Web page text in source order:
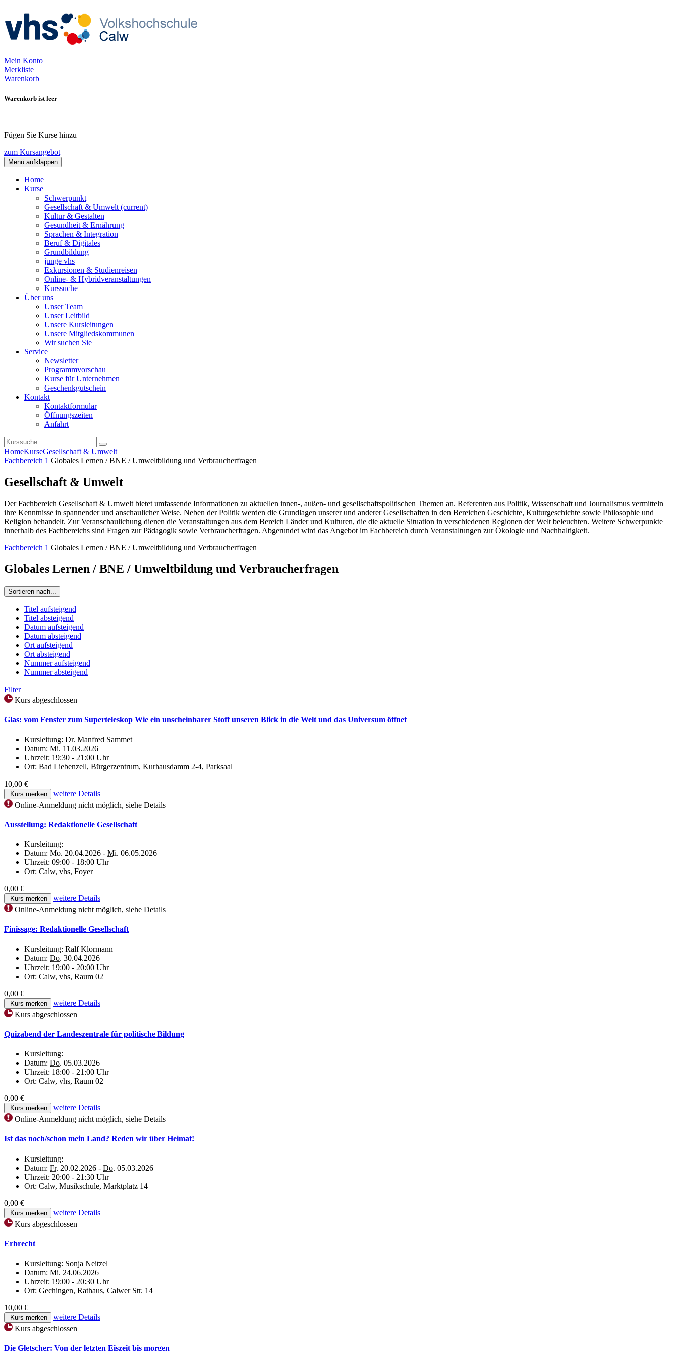
Mein Konto
Merkliste
Warenkorb
Warenkorb ist leer
Fügen Sie Kurse hinzu
zum Kursangebot
Menü aufklappen
Home
Kurse
Schwerpunkt
Gesellschaft & Umwelt (current)
Kultur & Gestalten
Gesundheit & Ernährung
Sprachen & Integration
Beruf & Digitales
Grundbildung
junge vhs
Exkursionen & Studienreisen
Online- & Hybridveranstaltungen
Kurssuche
Über uns
Unser Team
Unser Leitbild
Unsere Kursleitungen
Unsere Mitgliedskommunen
Wir suchen Sie
Service
Newsletter
Programmvorschau
Kurse für Unternehmen
Geschenkgutschein
Kontakt
Kontaktformular
Öffnungszeiten
Anfahrt
HomeKurseGesellschaft & Umwelt
Fachbereich 1 Globales Lernen / BNE / Umweltbildung und Verbraucherfragen
Gesellschaft & Umwelt
Der Fachbereich Gesellschaft & Umwelt bietet umfassende Informationen zu aktuellen innen-, außen- und gesellschaftspolitischen Themen an. Referenten aus Politik, Wissenschaft und Journalismus vermitteln
ihre Kenntnisse in spannender und anschaulicher Weise. Neben der Politik werden die Grundlagen unserer und anderer Gesellschaften in den Bereichen Geschichte, Kulturgeschichte sowie Philosophie und
Religion behandelt. Zur Veranschaulichung dienen die Veranstaltungen aus dem Bereich Länder und Kulturen, die die aktuelle Situation in verschiedenen Regionen der Welt beleuchten. Weitere Schwerpunkte
innerhalb des Fachbereichs sind Fragen zur Pädagogik sowie Verbraucherfragen. Abgerundet wird das Angebot im Fachbereich durch Veranstaltungen zur Ökologie und Nachhaltigkeit.
Fachbereich 1 Globales Lernen / BNE / Umweltbildung und Verbraucherfragen
Globales Lernen / BNE / Umweltbildung und Verbraucherfragen
Sortieren nach...
Titel aufsteigend
Titel absteigend
Datum aufsteigend
Datum absteigend
Ort aufsteigend
Ort absteigend
Nummer aufsteigend
Nummer absteigend
Filter
Kurs abgeschlossen
Glas: vom Fenster zum Superteleskop Wie ein unscheinbarer Stoff unseren Blick in die Welt und das Universum öffnet
Kursleitung: Dr. Manfred Sammet
Datum: Mi. 11.03.2026
Uhrzeit: 19:30 - 21:00 Uhr
Ort: Bad Liebenzell, Bürgerzentrum, Kurhausdamm 2-4, Parksaal
10,00 €
Kurs merken
weitere Details
Online-Anmeldung nicht möglich, siehe Details
Ausstellung: Redaktionelle Gesellschaft
Kursleitung:
Datum: Mo. 20.04.2026 - Mi. 06.05.2026
Uhrzeit: 09:00 - 18:00 Uhr
Ort: Calw, vhs, Foyer
0,00 €
Kurs merken
weitere Details
Online-Anmeldung nicht möglich, siehe Details
Finissage: Redaktionelle Gesellschaft
Kursleitung: Ralf Klormann
Datum: Do. 30.04.2026
Uhrzeit: 19:00 - 20:00 Uhr
Ort: Calw, vhs, Raum 02
0,00 €
Kurs merken
weitere Details
Kurs abgeschlossen
Quizabend der Landeszentrale für politische Bildung
Kursleitung:
Datum: Do. 05.03.2026
Uhrzeit: 18:00 - 21:00 Uhr
Ort: Calw, vhs, Raum 02
0,00 €
Kurs merken
weitere Details
Online-Anmeldung nicht möglich, siehe Details
Ist das noch/schon mein Land? Reden wir über Heimat!
Kursleitung:
Datum: Fr. 20.02.2026 - Do. 05.03.2026
Uhrzeit: 20:00 - 21:30 Uhr
Ort: Calw, Musikschule, Marktplatz 14
0,00 €
Kurs merken
weitere Details
Kurs abgeschlossen
Erbrecht
Kursleitung: Sonja Neitzel
Datum: Mi. 24.06.2026
Uhrzeit: 19:00 - 20:30 Uhr
Ort: Gechingen, Rathaus, Calwer Str. 14
10,00 €
Kurs merken
weitere Details
Kurs abgeschlossen
Die Gletscher: Von der letzten Eiszeit bis morgen